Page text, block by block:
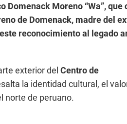
Domenack Moreno “Wa”, que
de Domenack, madre del
reconocimiento al legado
exterior del Centro de
la identidad cultural, el
norte de peruano.